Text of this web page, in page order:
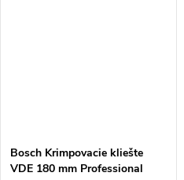
Bosch Krimpovacie kliešte
VDE 180 mm Professional